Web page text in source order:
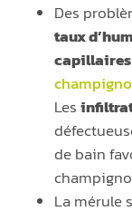
Des
taux
capillaires
Les
de bain
La mérule